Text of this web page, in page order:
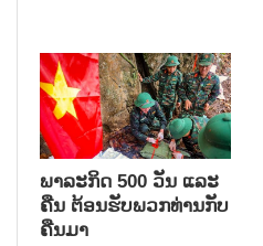
ພາລະກິດ 500 ວັນ ແລະ
ຄືນ ຕ້ອນຮັບພວກທ່ານກັບ
ຄືນມາ